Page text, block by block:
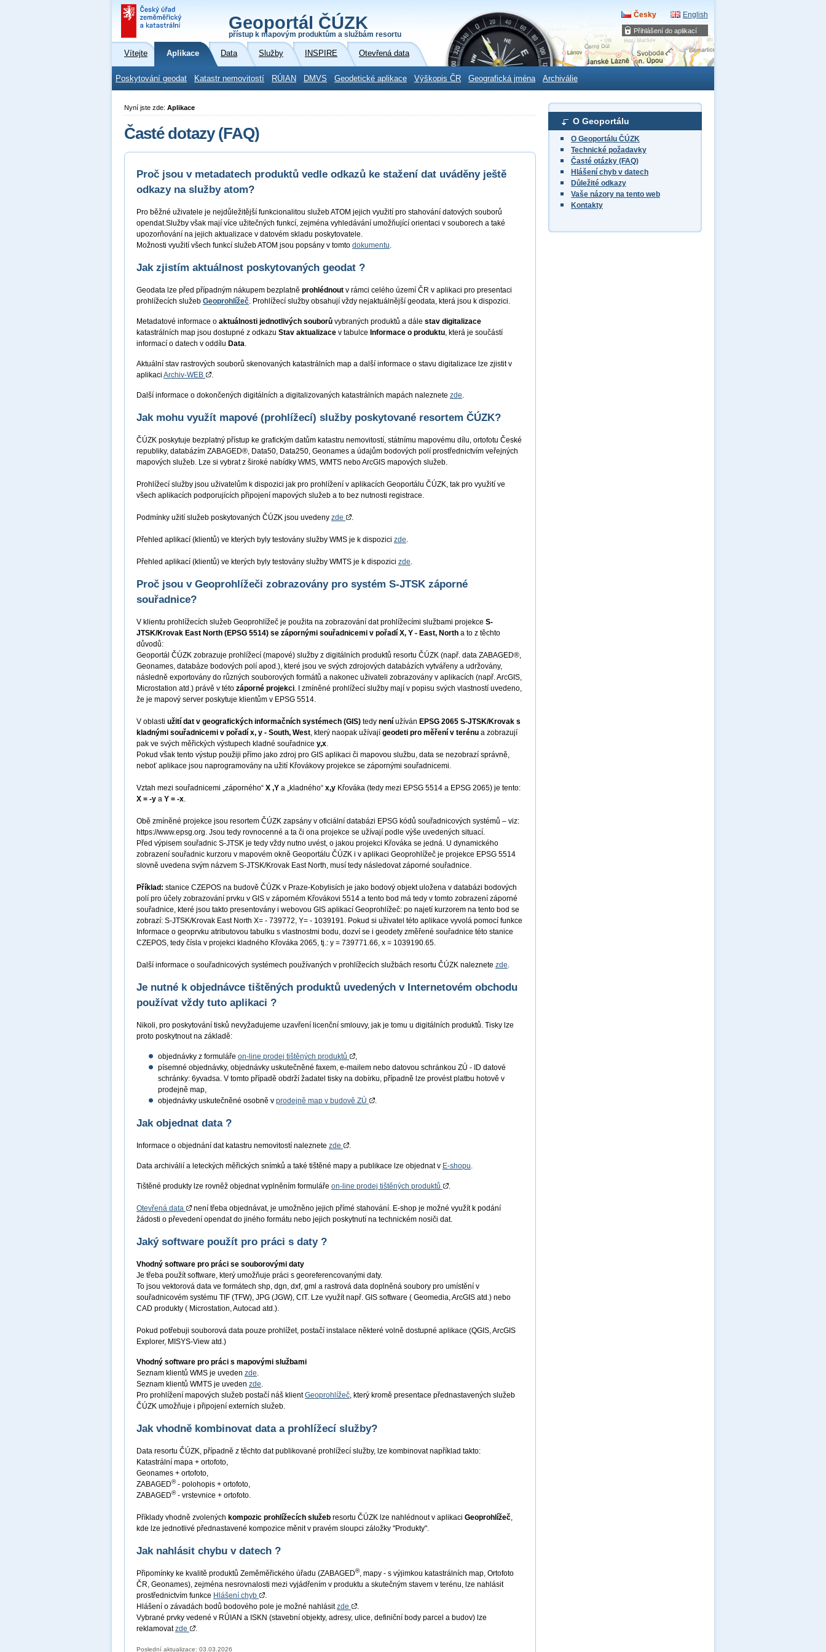
Přihlášení do aplikací
Geoportál ČÚZK
přístup k mapovým produktům a službám resortu
Česky English
Vítejte Aplikace Data Služby INSPIRE Otevřená data
Poskytování geodat Katastr nemovitostí RÚIAN DMVS Geodetické aplikace Výškopis ČR Geografická jména Archiválie
O Geoportálu
O Geoportálu ČÚZK
Technické požadavky
Časté otázky (FAQ)
Hlášení chyb v datech
Důležité odkazy
Vaše názory na tento web
Kontakty
Nyní jste zde: Aplikace
Časté dotazy (FAQ)
Proč jsou v metadatech produktů vedle odkazů ke stažení dat uváděny ještě
odkazy na služby atom?
Pro běžné uživatele je nejdůležitější funkcionalitou služeb ATOM jejich využití pro stahování datových souborů
opendat.Služby však mají více užitečných funkcí, zejména vyhledávání umožňující orientaci v souborech a také
upozorňování na jejich aktualizace v datovém skladu poskytovatele.
Možnosti využití všech funkcí služeb ATOM jsou popsány v tomto dokumentu.
Jak zjistím aktuálnost poskytovaných geodat ?
Geodata lze před případným nákupem bezplatně prohlédnout v rámci celého území ČR v aplikaci pro presentaci
prohlížecích služeb Geoprohlížeč. Prohlížecí služby obsahují vždy nejaktuálnější geodata, která jsou k dispozici.
Metadatové informace o aktuálnosti jednotlivých souborů vybraných produktů a dále stav digitalizace
katastrálních map jsou dostupné z odkazu Stav aktualizace v tabulce Informace o produktu, která je součástí
informací o datech v oddílu Data.
Aktuální stav rastrových souborů skenovaných katastrálních map a další informace o stavu digitalizace lze zjistit v
aplikaci Archiv-WEB .
Další informace o dokončených digitálních a digitalizovaných katastrálních mapách naleznete zde.
Jak mohu využít mapové (prohlížecí) služby poskytované resortem ČÚZK?
ČÚZK poskytuje bezplatný přístup ke grafickým datům katastru nemovitostí, státnímu mapovému dílu, ortofotu České
republiky, databázím ZABAGED®, Data50, Data250, Geonames a údajům bodových polí prostřednictvím veřejných
mapových služeb. Lze si vybrat z široké nabídky WMS, WMTS nebo ArcGIS mapových služeb.
Prohlížecí služby jsou uživatelům k dispozici jak pro prohlížení v aplikacích Geoportálu ČÚZK, tak pro využití ve
všech aplikacích podporujících připojení mapových služeb a to bez nutnosti registrace.
Podmínky užití služeb poskytovaných ČÚZK jsou uvedeny zde .
Přehled aplikací (klientů) ve kterých byly testovány služby WMS je k dispozici zde.
Přehled aplikací (klientů) ve kterých byly testovány služby WMTS je k dispozici zde.
Proč jsou v Geoprohlížeči zobrazovány pro systém S-JTSK záporné
souřadnice?
V klientu prohlížecích služeb Geoprohlížeč je použita na zobrazování dat prohlížecími službami projekce S-
JTSK/Krovak East North (EPSG 5514) se zápornými souřadnicemi v pořadí X, Y - East, North a to z těchto
důvodů:
Geoportál ČÚZK zobrazuje prohlížecí (mapové) služby z digitálních produktů resortu ČÚZK (např. data ZABAGED®,
Geonames, databáze bodových polí apod.), které jsou ve svých zdrojových databázích vytvářeny a udržovány,
následně exportovány do různých souborových formátů a nakonec uživateli zobrazovány v aplikacích (např. ArcGIS,
Microstation atd.) právě v této záporné projekci. I zmíněné prohlížecí služby mají v popisu svých vlastností uvedeno,
že je mapový server poskytuje klientům v EPSG 5514.
V oblasti užití dat v geografických informačních systémech (GIS) tedy není užíván EPSG 2065 S-JTSK/Krovak s
kladnými souřadnicemi v pořadí x, y - South, West, který naopak užívají geodeti pro měření v terénu a zobrazují
pak ve svých měřických výstupech kladné souřadnice y,x.
Pokud však tento výstup použiji přímo jako zdroj pro GIS aplikaci či mapovou službu, data se nezobrazí správně,
neboť aplikace jsou naprogramovány na užití Křovákovy projekce se zápornými souřadnicemi.
Vztah mezi souřadnicemi „záporného“ X ,Y a „kladného“ x,y Křováka (tedy mezi EPSG 5514 a EPSG 2065) je tento:
X = -y a Y = -x.
Obě zmíněné projekce jsou resortem ČÚZK zapsány v oficiální databázi EPSG kódů souřadnicových systémů – viz:
https://www.epsg.org. Jsou tedy rovnocenné a ta či ona projekce se užívají podle výše uvedených situací.
Před výpisem souřadnic S-JTSK je tedy vždy nutno uvést, o jakou projekci Křováka se jedná. U dynamického
zobrazení souřadnic kurzoru v mapovém okně Geoportálu ČÚZK i v aplikaci Geoprohlížeč je projekce EPSG 5514
slovně uvedena svým názvem S-JTSK/Krovak East North, musí tedy následovat záporné souřadnice.
Příklad: stanice CZEPOS na budově ČÚZK v Praze-Kobylisích je jako bodový objekt uložena v databázi bodových
polí pro účely zobrazování prvku v GIS v záporném Křovákovi 5514 a tento bod má tedy v tomto zobrazení záporné
souřadnice, které jsou takto presentovány i webovou GIS aplikací Geoprohlížeč: po najetí kurzorem na tento bod se
zobrazí: S-JTSK/Krovak East North X= - 739772, Y= - 1039191. Pokud si uživatel této aplikace vyvolá pomocí funkce
Informace o geoprvku atributovou tabulku s vlastnostmi bodu, dozví se i geodety změřené souřadnice této stanice
CZEPOS, tedy čísla v projekci kladného Křováka 2065, tj.: y = 739771.66, x = 1039190.65.
Další informace o souřadnicových systémech používaných v prohlížecích službách resortu ČÚZK naleznete zde.
Je nutné k objednávce tištěných produktů uvedených v Internetovém obchodu
používat vždy tuto aplikaci ?
Nikoli, pro poskytování tisků nevyžadujeme uzavření licenční smlouvy, jak je tomu u digitálních produktů. Tisky lze
proto poskytnout na základě:
objednávky z formuláře on-line prodej tištěných produktů
,
písemné objednávky, objednávky uskutečněné faxem, e-mailem nebo datovou schránkou ZÚ - ID datové
schránky: 6yvadsa. V tomto případě obdrží žadatel tisky na dobírku, případně lze provést platbu hotově v
prodejně map,
objednávky uskutečněné osobně v prodejně map v budově ZÚ .
Jak objednat data ?
Informace o objednání dat katastru nemovitostí naleznete zde .
Data archiválií a leteckých měřických snímků a také tištěné mapy a publikace lze objednat v E-shopu.
Tištěné produkty lze rovněž objednat vyplněním formuláře on-line prodej tištěných produktů .
Otevřená data
není třeba objednávat, je umožněno jejich přímé stahování. E-shop je možné využít k podání
žádosti o převedení opendat do jiného formátu nebo jejich poskytnutí na technickém nosiči dat.
Jaký software použít pro práci s daty ?
Vhodný software pro práci se souborovými daty
Je třeba použít software, který umožňuje práci s georeferencovanými daty.
To jsou vektorová data ve formátech shp, dgn, dxf, gml a rastrová data doplněná soubory pro umístění v
souřadnicovém systému TIF (TFW), JPG (JGW), CIT. Lze využít např. GIS software ( Geomedia, ArcGIS atd.) nebo
CAD produkty ( Microstation, Autocad atd.).
Pokud potřebuji souborová data pouze prohlížet, postačí instalace některé volně dostupné aplikace (QGIS, ArcGIS
Explorer, MISYS-View atd.)
Vhodný software pro práci s mapovými službami
Seznam klientů WMS je uveden zde.
Seznam klientů WMTS je uveden zde.
Pro prohlížení mapových služeb postačí náš klientGeoprohlížeč, který kromě presentace přednastavených služeb
ČÚZK umožňuje i připojení externích služeb.
Jak vhodně kombinovat data a prohlížecí služby?
Data resortu ČÚZK, případně z těchto dat publikované prohlížecí služby, lze kombinovat například takto:
Katastrální mapa + ortofoto,
Geonames + ortofoto,
ZABAGED®- polohopis + ortofoto,
ZABAGED®- vrstevnice + ortofoto.
Příklady vhodně zvolených kompozic prohlížecích služeb resortu ČÚZK lze nahlédnout v aplikaci Geoprohlížeč,
kde lze jednotlivé přednastavené kompozice měnit v pravém sloupci záložky "Produkty".
Jak nahlásit chybu v datech ?
Připomínky ke kvalitě produktů Zeměměřického úřadu (ZABAGED®, mapy - s výjimkou katastrálních map, Ortofoto
ČR, Geonames), zejména nesrovnalosti mezi vyjádřením v produktu a skutečným stavem v terénu, lze nahlásit
prostřednictvím funkce Hlášení chyb
.
Hlášení o závadách bodů bodového pole je možné nahlásitzde
.
Vybrané prvky vedené v RÚIAN a ISKN (stavební objekty, adresy, ulice, definiční body parcel a budov) lze
reklamovatzde .
Poslední aktualizace: 03.03.2026